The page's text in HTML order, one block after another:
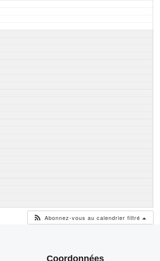
Abonnez-vous au calendrier filtré
Coordonnées